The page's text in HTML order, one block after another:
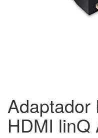
Adaptador
HDMI linQ